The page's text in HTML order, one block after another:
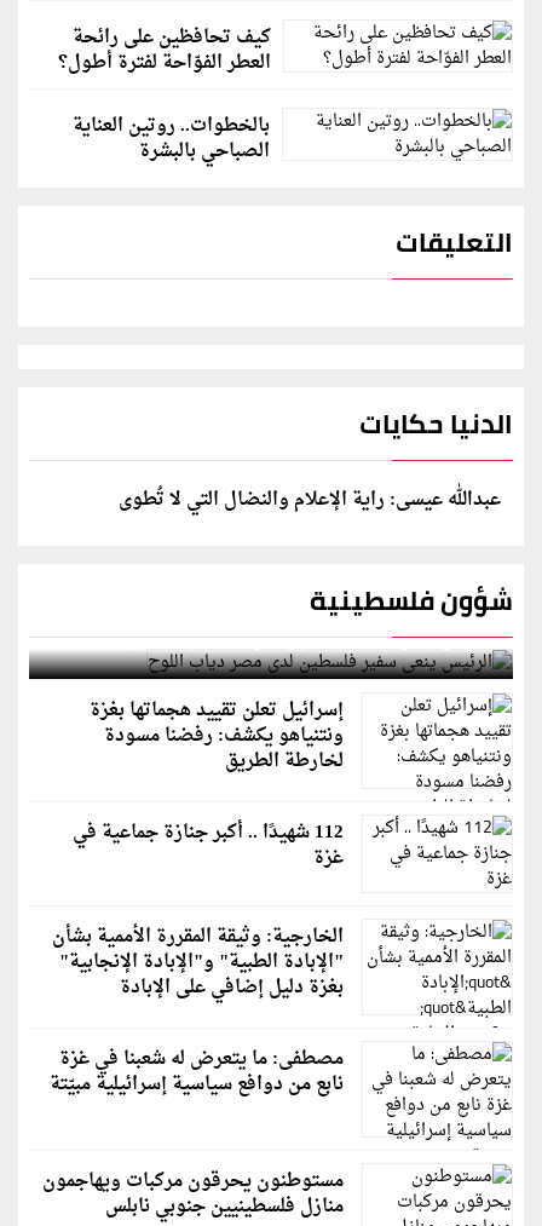
كيف تحافظين على رائحة
العطر الفوّاحة لفترة أطول؟
بالخطوات.. روتين العناية
الصباحي بالبشرة
التعليقات
الدنيا حكايات
عبدالله عيسى: راية الإعلام والنضال التي لا تُطوى
شؤون فلسطينية
الرئيس ينعى سفير فلسطين لدى مصر دياب اللوح
إسرائيل تعلن تقييد هجماتها بغزة
ونتنياهو يكشف: رفضنا مسودة
لخارطة الطريق
112 شهيدًا .. أكبر جنازة جماعية في
غزة
الخارجية: وثيقة المقررة الأممية بشأن
"الإبادة الطبية" و"الإبادة الإنجابية"
بغزة دليل إضافي على الإبادة
مصطفى: ما يتعرض له شعبنا في غزة
نابع من دوافع سياسية إسرائيلية مبيّتة
مستوطنون يحرقون مركبات ويهاجمون
منازل فلسطينيين جنوبي نابلس